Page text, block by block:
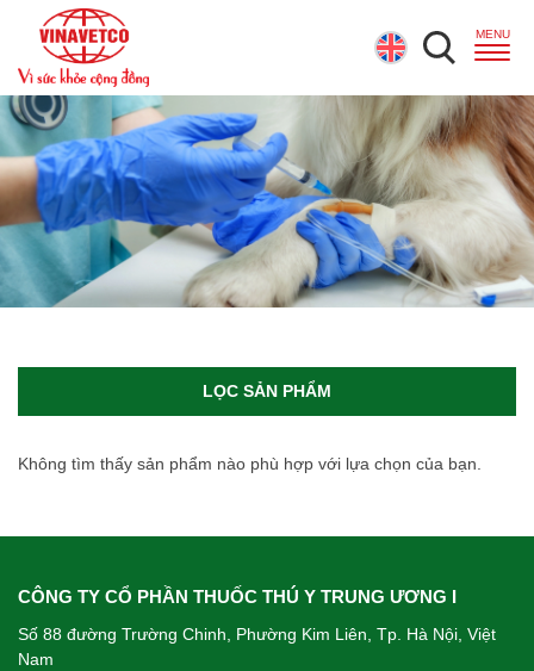
LỌC SẢN PHẨM
Không tìm thấy sản phẩm nào phù hợp với lựa chọn của bạn.
CÔNG TY CỔ PHẦN THUỐC THÚ Y TRUNG ƯƠNG I
Số 88 đường Trường Chinh, Phường Kim Liên, Tp. Hà Nội, Việt
Nam